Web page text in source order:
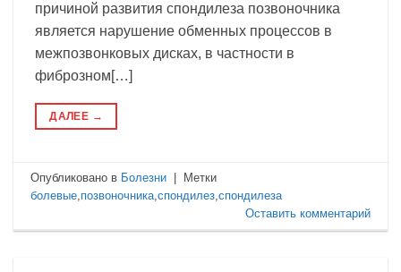
причиной развития спондилеза позвоночника
является нарушение обменных процессов в
межпозвонковых дисках, в частности в
фиброзном[…]
ДАЛЕЕ →
Опубликовано в Болезни | Метки
болевые позвоночника ,спондилез ,спондилеза
Оставить комментарий